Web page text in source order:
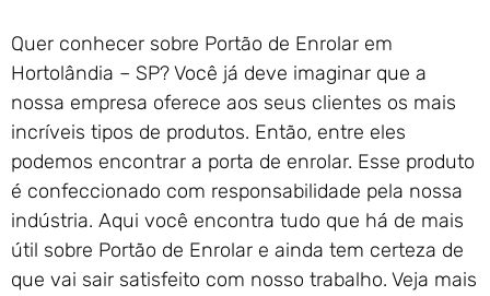
Enrolar em Paraty – RJ
Portão de Garagem de
Enrolar em Nova Iguaçu – RJ
Portão de Garagem de
Enrolar em Nova Friburgo –
RJ
Quer conhecer sobre Portão de Enrolar em
Hortolândia – SP? Você já deve imaginar que a
nossa empresa oferece aos seus clientes os mais
incríveis tipos de produtos. Então, entre eles
podemos encontrar a porta de enrolar. Esse produto
é confeccionado com responsabilidade pela nossa
indústria. Aqui você encontra tudo que há de mais
útil sobre Portão de Enrolar e ainda tem certeza de
que vai sair satisfeito com nosso trabalho. Veja mais